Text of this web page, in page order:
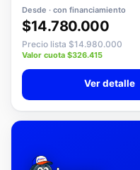
📍 Movicenter
Desde · con financiamiento
$14.780.000
Precio lista $14.980.000
Valor cuota $326.415